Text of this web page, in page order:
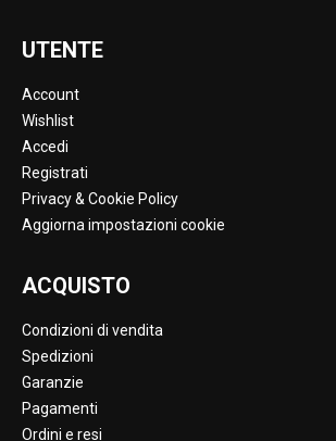
UTENTE
Account
Wishlist
Accedi
Registrati
Privacy & Cookie Policy
Aggiorna impostazioni cookie
ACQUISTO
Condizioni di vendita
Spedizioni
Garanzie
Pagamenti
Ordini e resi